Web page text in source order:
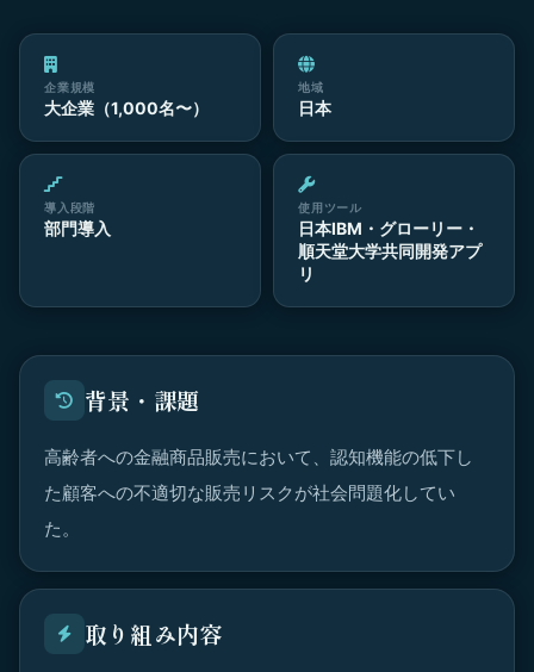
企業規模
大企業（1,000名〜）
地域
日本
導入段階
部門導入
使用ツール
日本IBM・グローリー・
順天堂大学共同開発アプ
リ
背景・課題
高齢者への金融商品販売において、認知機能の低下し
た顧客への不適切な販売リスクが社会問題化してい
た。
取り組み内容